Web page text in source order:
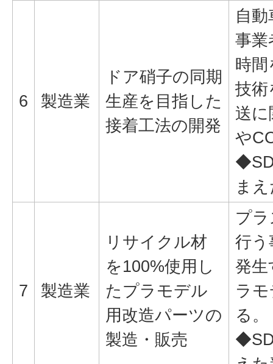
6 製造業
ドア硝子の同期
生産を目指した
接着工法の開発
自
事業
時
技術
送
や
ま
7 製造業
リサイクル材
を100%使用し
たプラモデル
用改造パーツの
製造・販売
プ
行う
発生
ラ
る。